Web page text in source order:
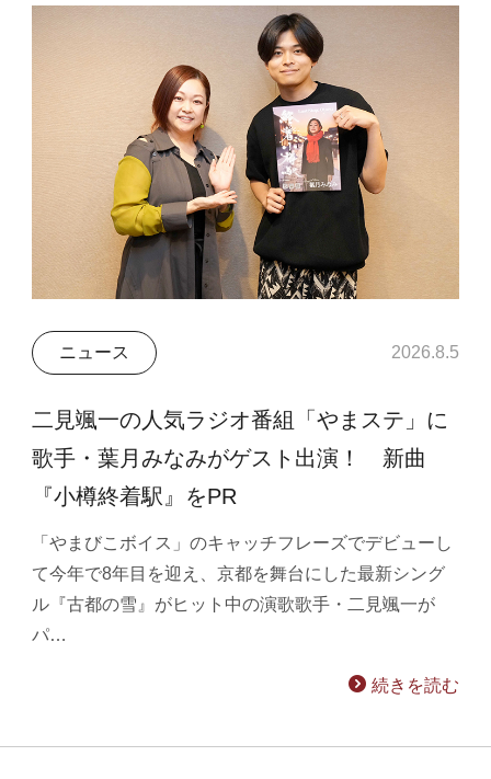
ニュース 2026.8.5
二見颯一の人気ラジオ番組「やまステ」に
歌手・葉月みなみがゲスト出演！ 新曲
『小樽終着駅』をPR
「やまびこボイス」のキャッチフレーズでデビューし
て今年で8年目を迎え、京都を舞台にした最新シング
ル『古都の雪』がヒット中の演歌歌手・二見颯一が
パ…
続きを読む